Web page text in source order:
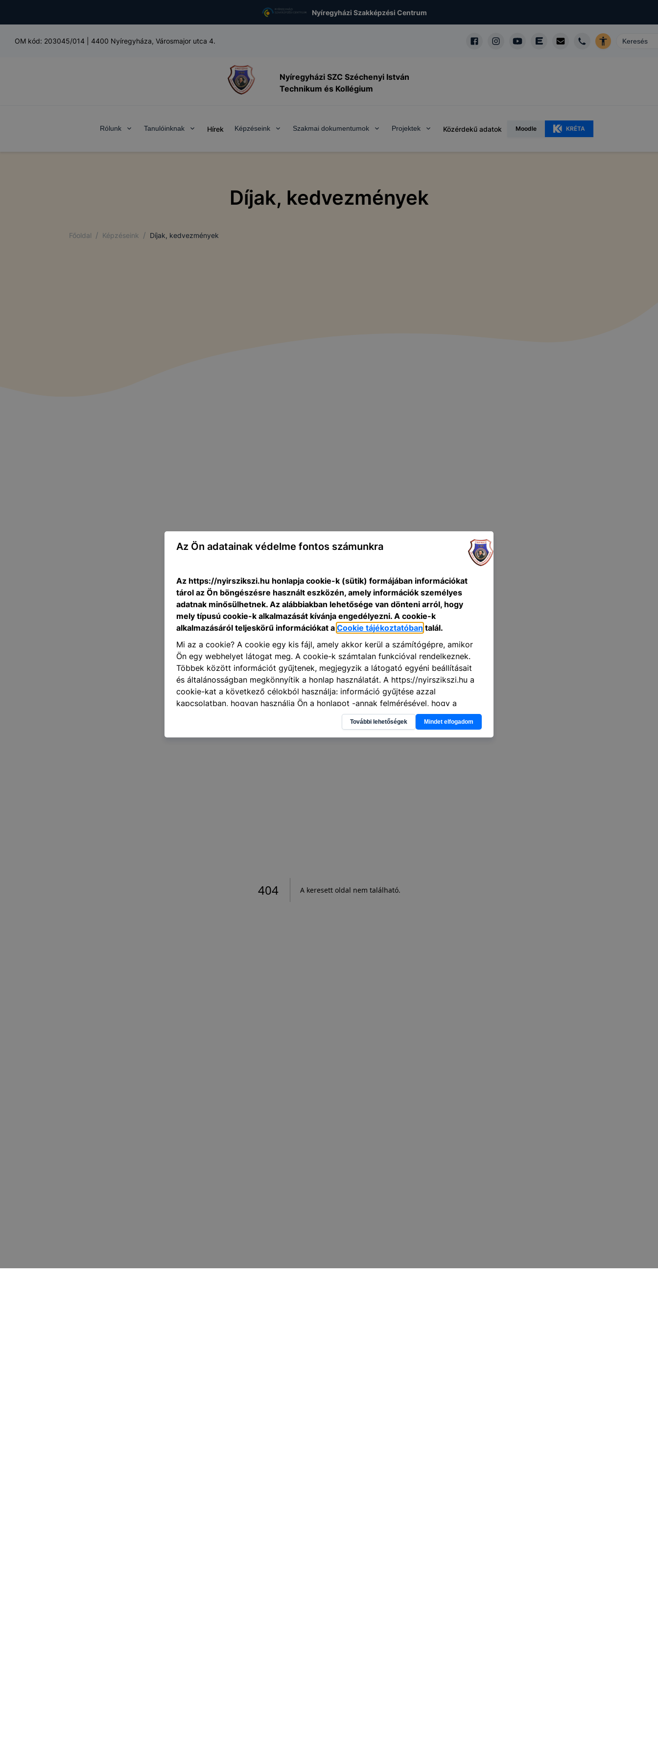
Nyíregyházi Szakképzési Centrum
OM kód: 203045/014 4400 Nyíregyháza, Városmajor utca 4.
Nyíregyházi SZC Széchenyi István
Technikum és Kollégium
Rólunk Tanulóinknak Hírek Képzéseink Szakmai dokumentumok Projektek Közérdekű adatok Moodle KRÉTA
Díjak, kedvezmények
Főoldal / Képzéseink / Díjak, kedvezmények
404 A keresett oldal nem található.
Az Ön adatainak védelme fontos számunkra
Az https://nyirszikszi.hu honlapja cookie-k (sütik) formájában információkat
tárol az Ön böngészésre használt eszközén, amely információk személyes
adatnak minősülhetnek. Az alábbiakban lehetősége van dönteni arról, hogy
mely típusú cookie-k alkalmazását kívánja engedélyezni. A cookie-k
alkalmazásáról teljeskörű információkat a Cookie tájékoztatóban talál.
Mi az a cookie? A cookie egy kis fájl, amely akkor kerül a számítógépre, amikor
Ön egy webhelyet látogat meg. A cookie-k számtalan funkcióval rendelkeznek.
Többek között információt gyűjtenek, megjegyzik a látogató egyéni beállításait
és általánosságban megkönnyítik a honlap használatát. A https://nyirszikszi.hu a
cookie-kat a következő célokból használja: információ gyűjtése azzal
kapcsolatban, hogyan használja Ön a honlapot -annak felmérésével, hogy a
honlap melyik részeit látogatja, vagy használja leginkább, így megtudhatjuk,
hogyan biztosítsunk Önnek még jobb felhasználói élményt, ha ismét meglátogatja
oldalunkat, honlap fejlesztése. Hogyan ellenőrizheti és hogyan tudja kikapcsolni a
További lehetőségek Mindet elfogadom